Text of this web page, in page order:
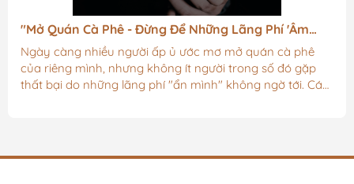
"Mở Quán Cà Phê - Đừng Để Những Lãng Phí 'Âm
Thầm' Gây Sụp Đổ "
Ngày càng nhiều người ấp ủ ước mơ mở quán cà phê
của riêng mình, nhưng không ít người trong số đó gặp
thất bại do những lãng phí "ẩn mình" không ngờ tới. Các